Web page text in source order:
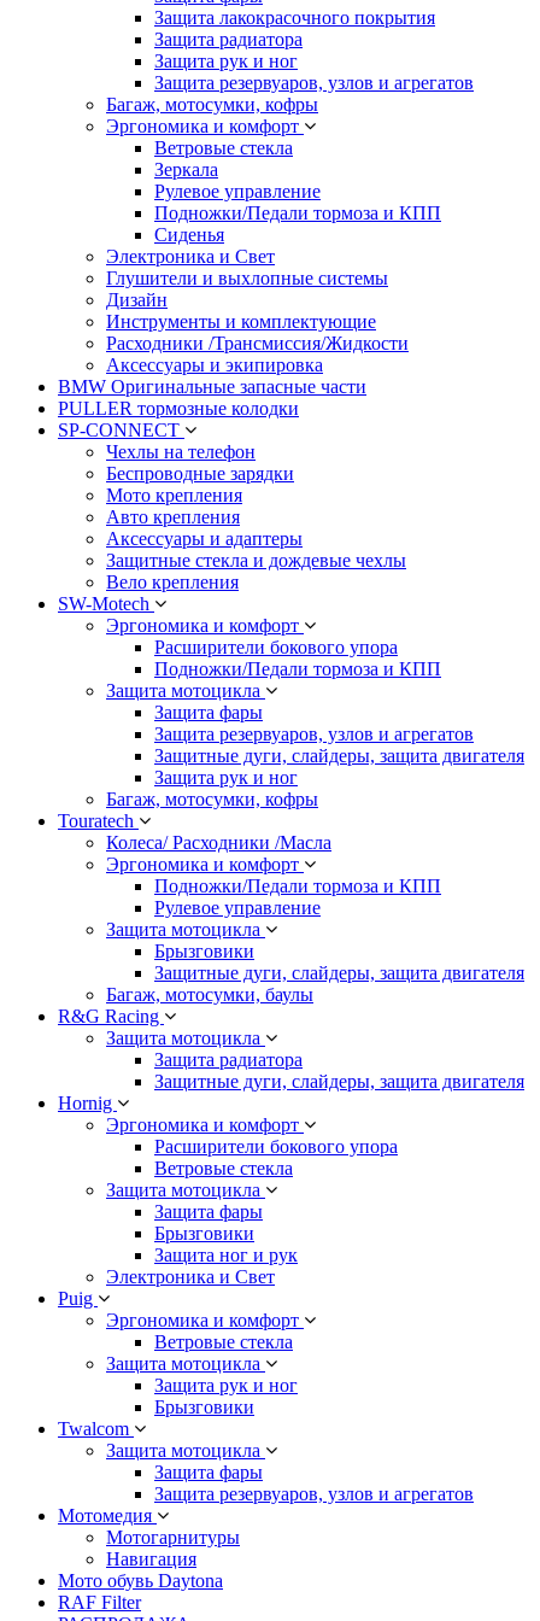
Защита лакокрасочного покрытия
Защита радиатора
Защита рук и ног
Защита резервуаров, узлов и агрегатов
Багаж, мотосумки, кофры
Эргономика и комфорт
Ветровые стекла
Зеркала
Рулевое управление
Подножки/Педали тормоза и КПП
Сиденья
Электроника и Свет
Глушители и выхлопные системы
Дизайн
Инструменты и комплектующие
Расходники /Трансмиссия/Жидкости
Аксессуары и экипировка
BMW Оригинальные запасные части
PULLER тормозные колодки
SP-CONNECT
Чехлы на телефон
Беспроводные зарядки
Мото крепления
Авто крепления
Аксессуары и адаптеры
Защитные стекла и дождевые чехлы
Вело крепления
SW-Motech
Эргономика и комфорт
Расширители бокового упора
Подножки/Педали тормоза и КПП
Защита мотоцикла
Защита фары
Защита резервуаров, узлов и агрегатов
Защитные дуги, слайдеры, защита двигателя
Защита рук и ног
Багаж, мотосумки, кофры
Touratech
Колеса/ Расходники /Масла
Эргономика и комфорт
Подножки/Педали тормоза и КПП
Рулевое управление
Защита мотоцикла
Брызговики
Защитные дуги, слайдеры, защита двигателя
Багаж, мотосумки, баулы
R&G Racing
Защита мотоцикла
Защита радиатора
Защитные дуги, слайдеры, защита двигателя
Hornig
Эргономика и комфорт
Расширители бокового упора
Ветровые стекла
Защита мотоцикла
Защита фары
Брызговики
Защита ног и рук
Электроника и Свет
Puig
Эргономика и комфорт
Ветровые стекла
Защита мотоцикла
Защита рук и ног
Брызговики
Twalcom
Защита мотоцикла
Защита фары
Защита резервуаров, узлов и агрегатов
Мотомедия
Мотогарнитуры
Навигация
Мото обувь Daytona
RAF Filter